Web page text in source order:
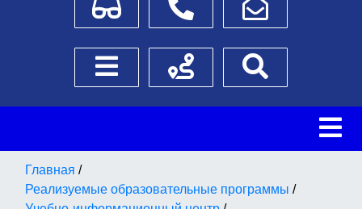
Для слабовидящихТелефоныНаписать обращение
Боковое менюСхема проезда
Главная /
Реализуемые образовательные программы /